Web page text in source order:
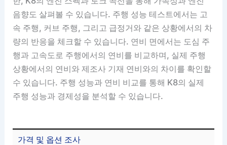
음향도 살펴볼 수 있습니다. 주행 성능 테스트에서는 고
속 주행, 커브 주행, 그리고 급정거와 같은 상황에서의 차
량의 반응을 체크할 수 있습니다. 연비 면에서는 도심 주
행과 고속도로 주행에서의 연비를 비교하며, 실제 주행
상황에서의 연비와 제조사 기재 연비와의 차이를 확인할
수 있습니다. 주행 성능과 연비 비교를 통해 K8의 실제
주행 성능과 경제성을 분석할 수 있습니다.
가격 및 옵션 조사